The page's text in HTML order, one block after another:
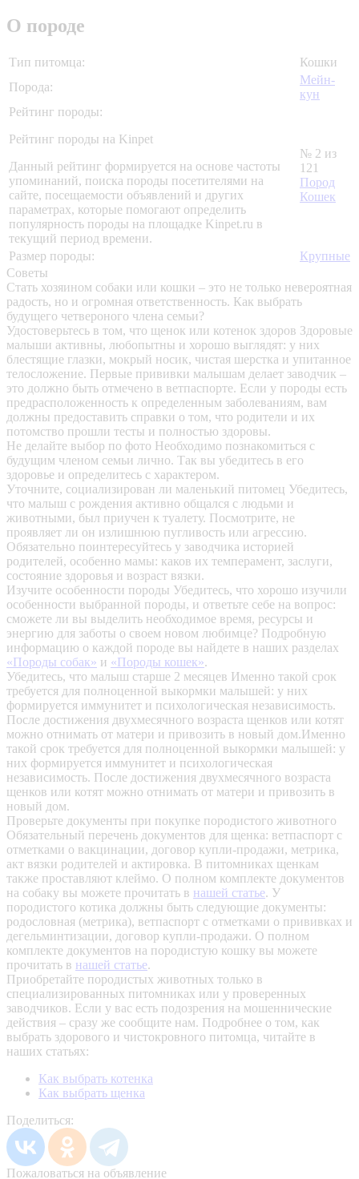
О породе
Тип питомца:
Кошки
Порода:
Мейн-
кун
Рейтинг породы:
Рейтинг породы на Kinpet
Данный рейтинг формируется на основе частоты
упоминаний, поиска породы посетителями на
сайте, посещаемости объявлений и других
параметрах, которые помогают определить
популярность породы на площадке Kinpet.ru в
текущий период времени.
№ 2 из
121
Пород
Кошек
Размер породы:
Крупные
Советы
Стать хозяином собаки или кошки – это не только невероятная
радость, но и огромная ответственность. Как выбрать
будущего четвероного члена семьи?
Удостоверьтесь в том, что щенок или котенок здоров Здоровые
малыши активны, любопытны и хорошо выглядят: у них
блестящие глазки, мокрый носик, чистая шерстка и упитанное
телосложение. Первые прививки малышам делает заводчик –
это должно быть отмечено в ветпаспорте. Если у породы есть
предрасположенность к определенным заболеваниям, вам
должны предоставить справки о том, что родители и их
потомство прошли тесты и полностью здоровы.
Не делайте выбор по фото Необходимо познакомиться с
будущим членом семьи лично. Так вы убедитесь в его
здоровье и определитесь с характером.
Уточните, социализирован ли маленький питомец Убедитесь,
что малыш с рождения активно общался с людьми и
животными, был приучен к туалету. Посмотрите, не
проявляет ли он излишнюю пугливость или агрессию.
Обязательно поинтересуйтесь у заводчика историей
родителей, особенно мамы: каков их темперамент, заслуги,
состояние здоровья и возраст вязки.
Изучите особенности породы Убедитесь, что хорошо изучили
особенности выбранной породы, и ответьте себе на вопрос:
сможете ли вы выделить необходимое время, ресурсы и
энергию для заботы о своем новом любимце? Подробную
информацию о каждой породе вы найдете в наших разделах
«Породы собак» и «Породы кошек».
Убедитесь, что малыш старше 2 месяцев Именно такой срок
требуется для полноценной выкормки малышей: у них
формируется иммунитет и психологическая независимость.
После достижения двухмесячного возраста щенков или котят
можно отнимать от матери и привозить в новый дом.Именно
такой срок требуется для полноценной выкормки малышей: у
них формируется иммунитет и психологическая
независимость. После достижения двухмесячного возраста
щенков или котят можно отнимать от матери и привозить в
новый дом.
Проверьте документы при покупке породистого животного
Обязательный перечень документов для щенка: ветпаспорт с
отметками о вакцинации, договор купли-продажи, метрика,
акт вязки родителей и актировка. В питомниках щенкам
также проставляют клеймо. О полном комплекте документов
на собаку вы можете прочитать в нашей статье. У
породистого котика должны быть следующие документы:
родословная (метрика), ветпаспорт с отметками о прививках и
дегельминтизации, договор купли-продажи. О полном
комплекте документов на породистую кошку вы можете
прочитать в нашей статье.
Приобретайте породистых животных только в
специализированных питомниках или у проверенных
заводчиков. Если у вас есть подозрения на мошеннические
действия – сразу же сообщите нам. Подробнее о том, как
выбрать здорового и чистокровного питомца, читайте в
наших статьях:
Как выбрать котенка
Как выбрать щенка
Поделиться:
Пожаловаться на объявление